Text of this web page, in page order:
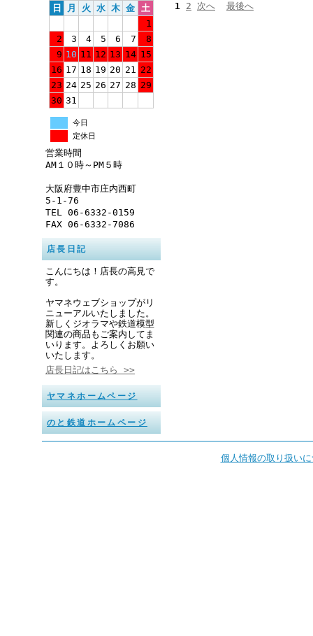
日
月 火 水 木 金 土
1
2
3 4 5 6 7
8
9 10 11 12 13 14 15
16 17 18 19 20 21 22
23 24 25 26 27 28 29
30 31
今日
定休日
営業時間
AM１０時～PM５時
大阪府豊中市庄内西町
5-1-76
TEL 06-6332-0159
FAX 06-6332-7086
店長日記
こんにちは！店長の高見で
す。
ヤマネウェブショップがリ
ニューアルいたしました。
新しくジオラマや鉄道模型
関連の商品もご案内してま
いります。よろしくお願い
いたします。
店長日記はこちら >>
ヤマネホームページ
のと鉄道ホームページ
1 2 次へ 最後へ
個人情報の取り扱い